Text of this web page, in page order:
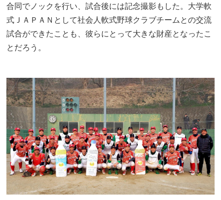
合同でノックを行い、試合後には記念撮影もした。大学軟
式ＪＡＰＡＮとして社会人軟式野球クラブチームとの交流
試合ができたことも、彼らにとって大きな財産となったこ
とだろう。